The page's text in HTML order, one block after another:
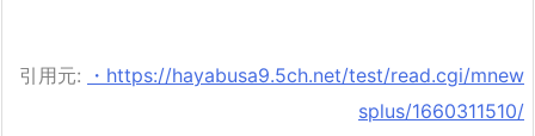
引用元:
・https://hayabusa9.5ch.net/test/read.cgi/mnew
splus/1660311510/